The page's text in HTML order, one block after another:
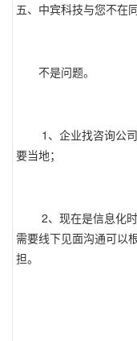
五、中宾科技与您不在
不是问题。
1、企业找咨询公司
要当地；
2、现在是信息化时
需要线下见面沟通可以
担。